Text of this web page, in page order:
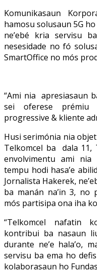
Komunikasaun
hamosu solusaun 5G
ne’ebé kria servisu
nesesidade no fó
SmartOffice no mós
“Ami nia apresiasaun
sei oferese prémiu
progressive & kliente
Husi serimónia nia
Telkomcel ba dala 11,
envolvimentu ami nia
tempu hodi hasa’e
Jornalista Hakerek,
ba manán na’in 3, no
mós partisipa ona iha
“Telkomcel nafatin
kontribui ba nasaun
durante ne’e hala’o,
servisu ba ema ho
kolaborasaun ho